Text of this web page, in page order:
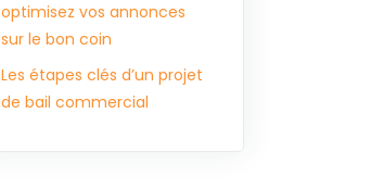
optimisez vos annonces
sur le bon coin
Les étapes clés d’un projet
de bail commercial